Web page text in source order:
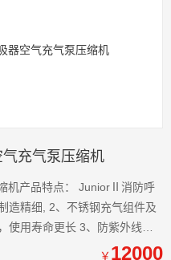
充气泵压缩机
： JuniorⅡ消防呼
长 3、防紫外线特
加压缩机的效率
￥ 12000